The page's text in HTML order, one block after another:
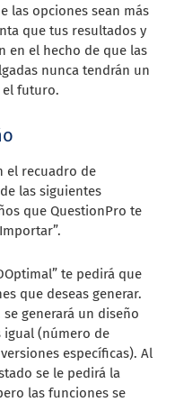
las opciones sean más
que tus resultados y
en el hecho de que las
nunca tendrán un
el futuro.
el recuadro de
las siguientes
que QuestionPro te
te pedirá que
que deseas generar.
generará un diseño
(número de
específicas). Al
se le pedirá la
las funciones se